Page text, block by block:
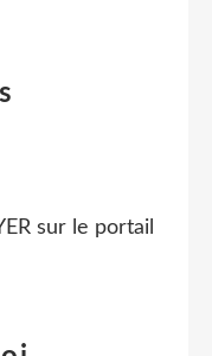
sur le portail